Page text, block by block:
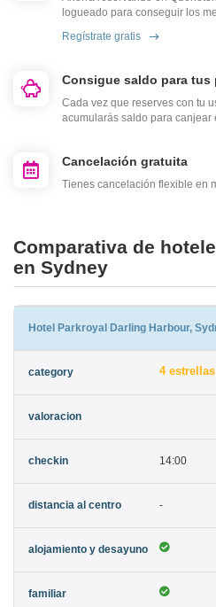
logueado para conseguir los
Regístrate gratis
Consigue saldo para tus
Cada vez que reserves con tu
acumularás saldo para canjear
Cancelación gratuita
Tienes cancelación flexible en
Comparativa de
en Sydney
Hotel Parkroyal Darling Harbour,
4
14:00
-